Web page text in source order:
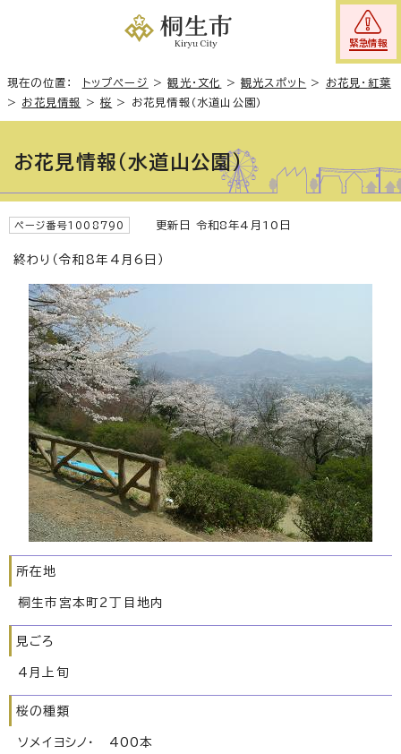
緊急情報
現在の位置： トップページ >観光・文化 >観光スポット > お花見・紅葉
> お花見情報 >桜 > お花見情報（水道山公園）
お花見情報（水道山公園）
ページ番号1008790 更新日 令和8年4月10日
終わり（令和8年4月6日）
所在地
桐生市宮本町2丁目地内
見ごろ
4月上旬
桜の種類
ソメイヨシノ・ 400本